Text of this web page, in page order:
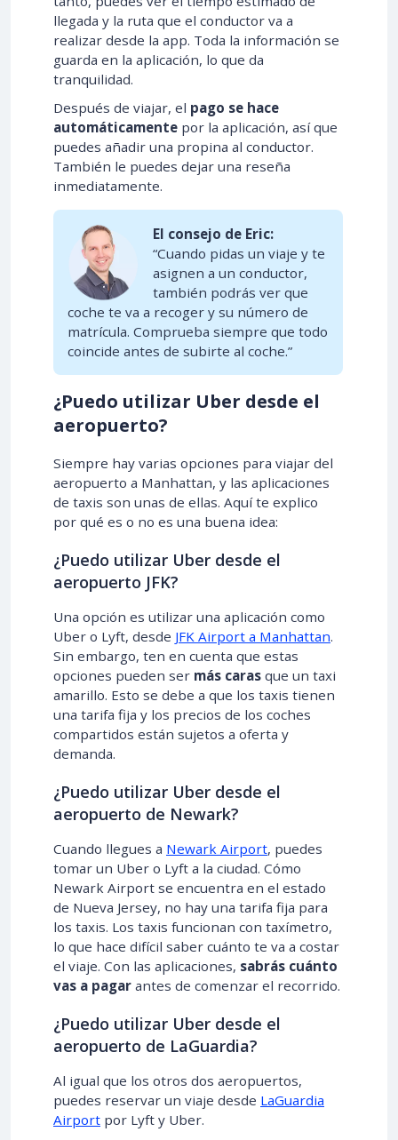
llegada y la ruta que el conductor va a
realizar desde la app. Toda la información se
guarda en la aplicación, lo que da
tranquilidad.
Después de viajar, el pago se hace
automáticamente por la aplicación, así que
puedes añadir una propina al conductor.
También le puedes dejar una reseña
inmediatamente.
El consejo de Eric:
“Cuando pidas un viaje y te
asignen a un conductor,
también podrás ver que
coche te va a recoger y su número de
matrícula. Comprueba siempre que todo
coincide antes de subirte al coche.”
¿Puedo utilizar Uber desde el
aeropuerto?
Siempre hay varias opciones para viajar del
aeropuerto a Manhattan, y las aplicaciones
de taxis son unas de ellas. Aquí te explico
por qué es o no es una buena idea:
¿Puedo utilizar Uber desde el
aeropuerto JFK?
Una opción es utilizar una aplicación como
Uber o Lyft, desde JFK Airport a Manhattan.
Sin embargo, ten en cuenta que estas
opciones pueden ser más caras que un taxi
amarillo. Esto se debe a que los taxis tienen
una tarifa fija y los precios de los coches
compartidos están sujetos a oferta y
demanda.
¿Puedo utilizar Uber desde el
aeropuerto de Newark?
Cuando llegues a Newark Airport, puedes
tomar un Uber o Lyft a la ciudad. Cómo
Newark Airport se encuentra en el estado
de Nueva Jersey, no hay una tarifa fija para
los taxis. Los taxis funcionan con taxímetro,
lo que hace difícil saber cuánto te va a costar
el viaje. Con las aplicaciones, sabrás cuánto
vas a pagar antes de comenzar el recorrido.
¿Puedo utilizar Uber desde el
aeropuerto de LaGuardia?
Al igual que los otros dos aeropuertos,
puedes reservar un viaje desde LaGuardia
Airport por Lyft y Uber.